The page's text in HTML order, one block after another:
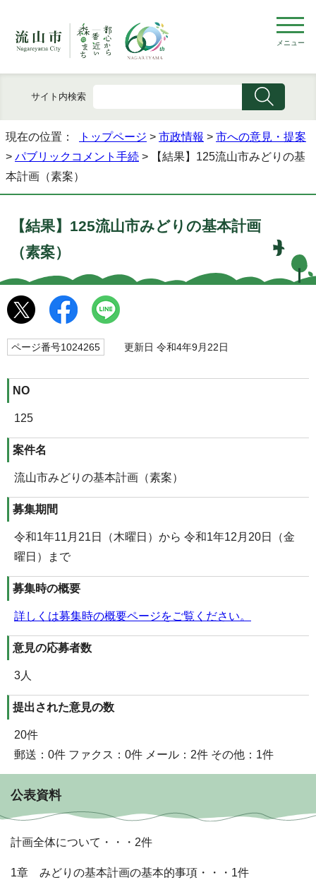
メニュー
サイト内検索
現在の位置： トップページ > 市政情報 > 市への意見・提案
> パブリックコメント手続 > 【結果】125流山市みどりの基
本計画（素案）
【結果】125流山市みどりの基本計画
（素案）
ページ番号1024265 更新日 令和4年9月22日
NO
125
案件名
流山市みどりの基本計画（素案）
募集期間
令和1年11月21日（木曜日）から 令和1年12月20日（金
曜日）まで
募集時の概要
詳しくは募集時の概要ページをご覧ください。
意見の応募者数
3人
提出された意見の数
20件
郵送：0件 ファクス：0件 メール：2件 その他：1件
公表資料
計画全体について・・・2件
1章 みどりの基本計画の基本的事項・・・1件